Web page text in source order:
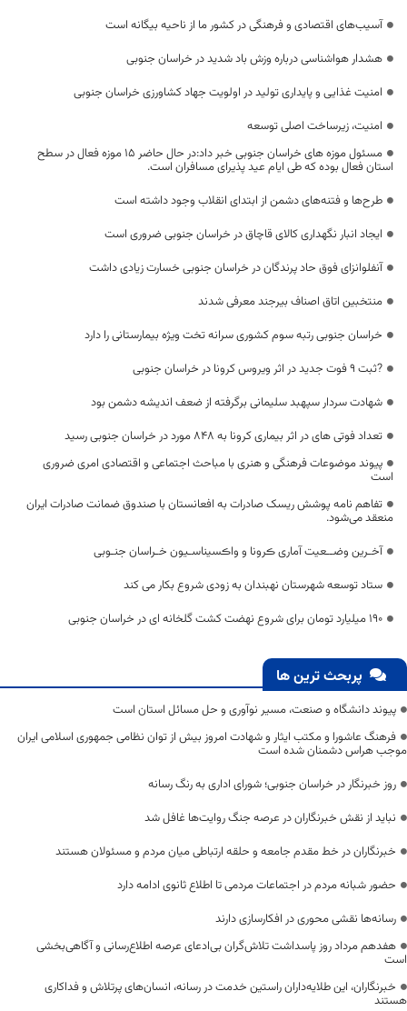
آسیب‌های اقتصادی و فرهنگی در کشور ما از ناحیه بیگانه است
هشدار هواشناسی درباره وزش باد شدید در خراسان جنوبی
امنیت غذایی و پایداری تولید در اولویت جهاد کشاورزی خراسان جنوبی
امنیت، زیرساخت اصلی توسعه
مسئول موزه های خراسان جنوبی خبر داد:در حال حاضر ۱۵ موزه فعال در سطح
استان فعال بوده که طی ایام عید پذیرای مسافران است.
طرح‌ها و فتنه‌های دشمن از ابتدای انقلاب وجود داشته است
ایجاد انبار نگهداری کالای قاچاق در خراسان جنوبی ضروری است
آنفلوانزای فوق حاد پرندگان در خراسان جنوبی خسارت زیادی داشت
منتخبین اتاق اصناف بیرجند معرفی شدند
خراسان جنوبی رتبه سوم کشوری سرانه تخت ویژه بیمارستانی را دارد
?ثبت ۹ فوت جدید در اثر ویروس کرونا در خراسان جنوبی
شهادت سردار سپهبد سلیمانی برگرفته از ضعف اندیشه دشمن بود
تعداد فوتی های در اثر بیماری کرونا به 848 مورد در خراسان جنوبی رسید
پیوند موضوعات فرهنگی و هنری با مباحث اجتماعی و اقتصادی امری ضروری
است
تفاهم نامه پوشش ریسک صادرات به افعانستان با صندوق ضمانت صادرات ایران
منعقد می‌شود.
آخـرین وضــعیت آماری ڪرونا و واڪسیناسـیون خـراسان جنـوبی
ستاد توسعه شهرستان نهبندان به زودی شروع بکار می کند
۱۹۰ میلیارد تومان برای شروع نهضت کشت گلخانه ای در خراسان جنوبی
پربحث ترین ها
پیوند دانشگاه و صنعت، مسیر نوآوری و حل مسائل استان است
فرهنگ عاشورا و مکتب ایثار و شهادت امروز بیش از توان نظامی جمهوری اسلامی ایران
موجب هراس دشمنان شده است
روز خبرنگار در خراسان جنوبی؛ شورای اداری به رنگ رسانه
نباید از نقش خبرنگاران در عرصه جنگ روایت‌ها غافل شد
خبرنگاران در خط مقدم جامعه و حلقه ارتباطی میان مردم و مسئولان هستند
حضور شبانه مردم در اجتماعات مردمی تا اطلاع ثانوی ادامه دارد
رسانه‌ها نقشی محوری در افکارسازی دارند
هفدهم مرداد روز پاسداشت تلاش‌گران بی‌ادعای عرصه اطلاع‌رسانی و آگاهی‌بخشی
است
خبرنگاران، این طلایه‌داران راستین خدمت در رسانه، انسان‌های پرتلاش و فداکاری
هستند